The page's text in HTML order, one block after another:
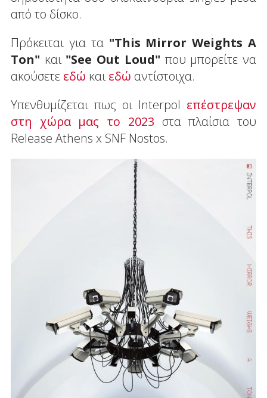
από το δίσκο.
Πρόκειται για τα "This Mirror Weights A
Ton" και"See Out Loud"που μπορείτε να
ακούσετε εδώ καιεδώ αντίστοιχα.
Υπενθυμίζεται πως οι Interpol επέστρεψαν
στη χώρα μας το 2023 στα πλαίσια του
Release Athens x SNF Nostos.